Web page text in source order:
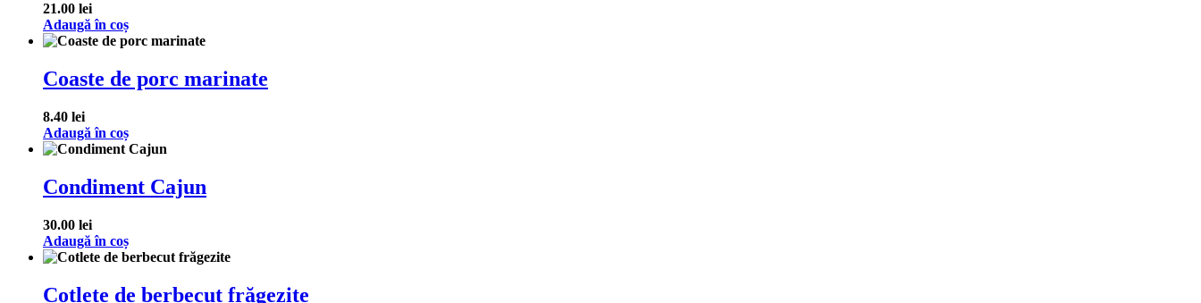
21.00 lei
Adaugă în coș
Coaste de porc marinate
8.40 lei
Adaugă în coș
Condiment Cajun
30.00 lei
Adaugă în coș
Cotlete de berbecut frăgezite